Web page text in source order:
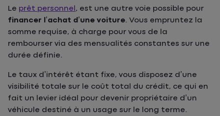
Le prêt personnel , est une autre voie possible pour
financer l’achat d’une voiture. Vous empruntez la
somme requise, à charge pour vous de la
rembourser via des mensualités constantes sur une
durée définie.
Le taux d’intérêt étant fixe, vous disposez d’une
visibilité totale sur le coût total du crédit, ce qui en
fait un levier idéal pour devenir propriétaire d’un
véhicule destiné à un usage sur le long terme.